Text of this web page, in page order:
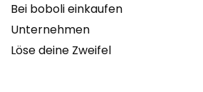
Bei boboli einkaufen
Unternehmen
Löse deine Zweifel